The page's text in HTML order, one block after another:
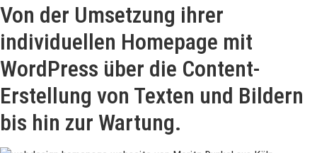
Von der Umsetzung ihrer
individuellen Homepage mit
WordPress über die Content-
Erstellung von Texten und Bildern
bis hin zur Wartung.